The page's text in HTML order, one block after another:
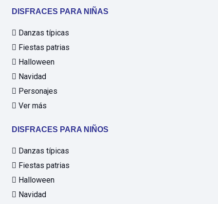
DISFRACES PARA NIÑAS
Danzas típicas
Fiestas patrias
Halloween
Navidad
Personajes
Ver más
DISFRACES PARA NIÑOS
Danzas típicas
Fiestas patrias
Halloween
Navidad